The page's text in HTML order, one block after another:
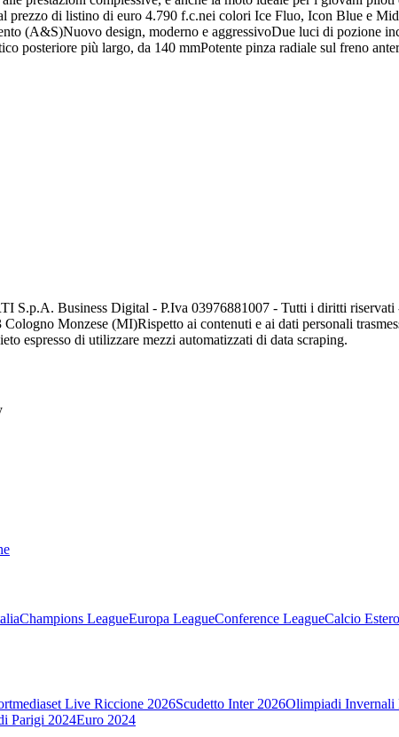
prezzo di listino di euro 4.790 f.c.nei colori Ice Fluo, Icon Blue e
(A&S)Nuovo design, moderno e aggressivoDue luci di pozione
posteriore più largo, da 140 mmPotente pinza radiale sul freno
S.p.A. Business Digital - P.Iva 03976881007 - Tutti i diritti
Cologno Monzese (MI)Rispetto ai contenuti e ai dati personali
espresso di utilizzare mezzi automatizzati di data scraping.
Champions LeagueEuropa LeagueConference LeagueCalcio Estero
Live Riccione 2026Scudetto Inter 2026Olimpiadi Invernali
Parigi 2024Euro 2024